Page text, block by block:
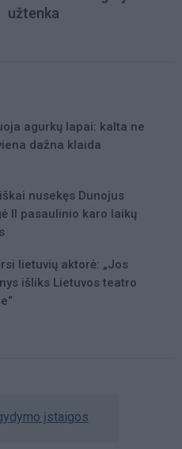
užtenka
agurkų lapai: kalta ne
dažna klaida
nusekęs Dunojus
II pasaulinio karo laikų
lietuvių aktorė: „Jos
išliks Lietuvos teatro
įstaigos